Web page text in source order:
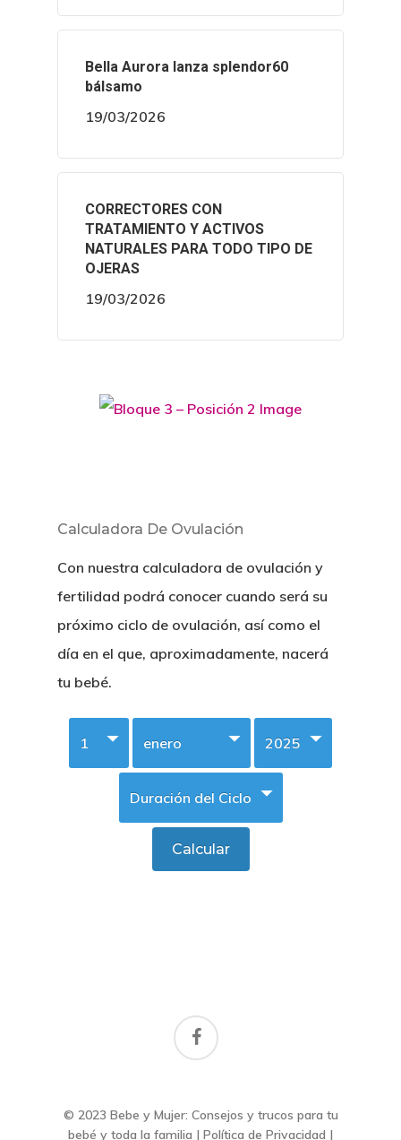
Bella Aurora lanza splendor60
bálsamo
19/03/2026
CORRECTORES CON
TRATAMIENTO Y ACTIVOS
NATURALES PARA TODO TIPO DE
OJERAS
19/03/2026
Calculadora De Ovulación
Con nuestra calculadora de ovulación y
fertilidad podrá conocer cuando será su
próximo ciclo de ovulación, así como el
día en el que, aproximadamente, nacerá
tu bebé.
facebook
© 2023 Bebe y Mujer: Consejos y trucos para tu
bebé y toda la familia | Política de Privacidad |